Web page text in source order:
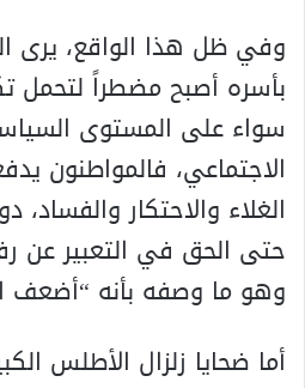
وفي ظل هذا الواقع، يرى
بأسره أصبح مضطراً لتحمل
سواء على المستوى
الاجتماعي، فالمواطنون
الغلاء والاحتكار
حتى الحق في التعبير عن
وهو ما وصفه بأنه “أضعف
أما ضحايا زلزال الأطلس